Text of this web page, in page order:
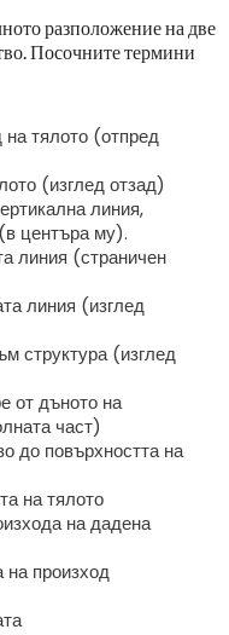
разположение на две
Посочните термини
на тялото (отпред
(изглед отзад)
линия,
центъра му).
линия (страничен
линия (изглед
структура (изглед
от дъното на
част)
до повърхността на
на тялото
на дадена
на произход